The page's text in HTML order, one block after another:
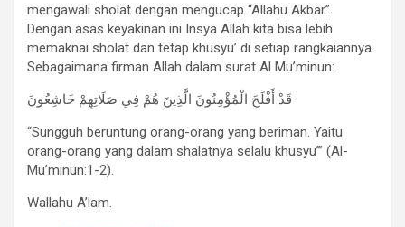
mengawali sholat dengan mengucap “Allahu Akbar”.
Dengan asas keyakinan ini Insya Allah kita bisa lebih
memaknai sholat dan tetap khusyu’ di setiap rangkaiannya.
Sebagaimana firman Allah dalam surat Al Mu’minun:
قَدْ أَفْلَحَ الْمُؤْمِنُونَ الَّذِينَ هُمْ فِي صَلَاتِهِمْ خَاشِعُونَ
“Sungguh beruntung orang-orang yang beriman. Yaitu
orang-orang yang dalam shalatnya selalu khusyu’” (Al-
Mu’minun:1-2).
Wallahu A’lam.